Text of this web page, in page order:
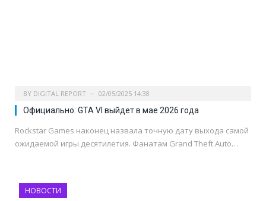
BY DIGITAL REPORT 02/05/2025 14:38
Официально: GTA VI выйдет в мае 2026 года
Rockstar Games наконец назвала точную дату выхода самой
ожидаемой игры десятилетия. Фанатам Grand Theft Auto…
НОВОСТИ